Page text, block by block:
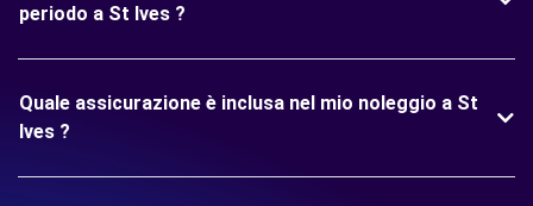
periodo a St Ives ?
Quale assicurazione è inclusa nel mio noleggio a St
Ives ?